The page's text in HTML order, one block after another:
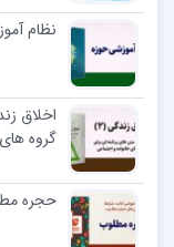
نظام
گروه
حجره